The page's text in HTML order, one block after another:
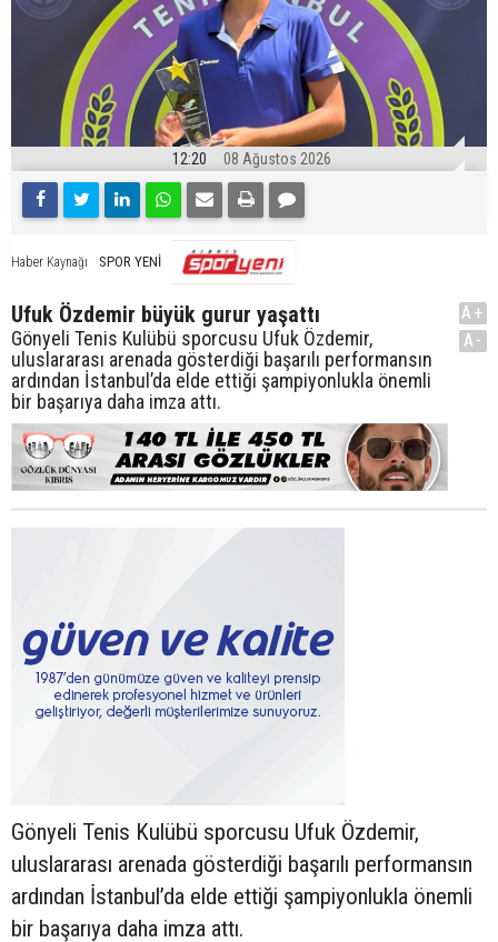
12:20 08 Ağustos 2026
Haber Kaynağı SPOR YENİ
Ufuk Özdemir büyük gurur yaşattı
Gönyeli Tenis Kulübü sporcusu Ufuk Özdemir,
uluslararası arenada gösterdiği başarılı performansın
ardından İstanbul’da elde ettiği şampiyonlukla önemli
bir başarıya daha imza attı.
A+
A-
Gönyeli Tenis Kulübü sporcusu Ufuk Özdemir,
uluslararası arenada gösterdiği başarılı performansın
ardından İstanbul’da elde ettiği şampiyonlukla önemli
bir başarıya daha imza attı.